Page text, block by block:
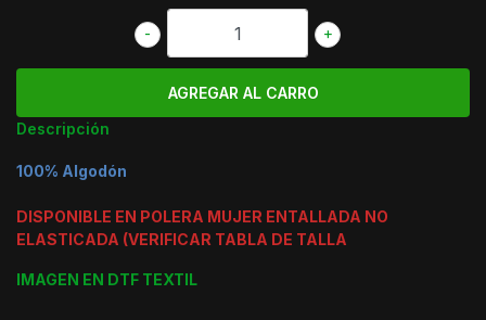
+
-
Descripción
100% Algodón
DISPONIBLE EN POLERA MUJER ENTALLADA NO
ELASTICADA (VERIFICAR TABLA DE TALLA
IMAGEN EN DTF TEXTIL